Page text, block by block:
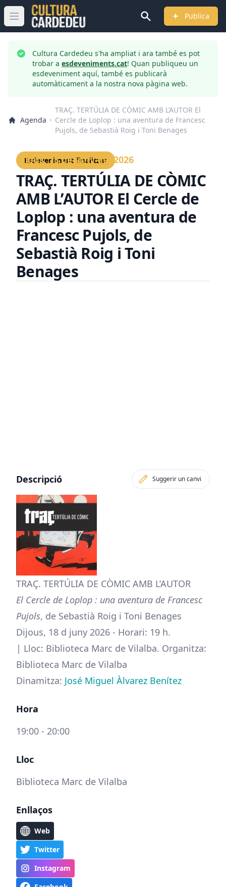
Obrir menú principal Publica
Cultura Cardedeu s'ha ampliat i ara també es pot
trobar a esdeveniments.cat! Quan publiqueu un
esdeveniment aquí, també es publicarà
automàticament a la nostra nova pàgina web.
Agenda
TRAÇ. TERTÚLIA DE CÒMIC AMB L’AUTOR El
Cercle de Loplop : una aventura de Francesc
Pujols, de Sebastià Roig i Toni Benages
Esdeveniment finalitzat
Dijous, 18 de juny del 2026
TRAÇ. TERTÚLIA DE CÒMIC
AMB L’AUTOR El Cercle de
Loplop : una aventura de
Francesc Pujols, de
Sebastià Roig i Toni
Benages
Descripció Suggerir un canvi
TRAÇ. TERTÚLIA DE CÒMIC AMB L’AUTOR
El Cercle de Loplop : una aventura de Francesc
Pujols, de Sebastià Roig i Toni Benages
Dijous, 18 d juny 2026 - Horari: 19 h.
| Lloc: Biblioteca Marc de Vilalba. Organitza:
Biblioteca Marc de Vilalba
Dinamitza: José Miguel Àlvarez Benítez
Hora
19:00 - 20:00
Lloc
Biblioteca Marc de Vilalba
Enllaços
Web
Twitter
Instagram